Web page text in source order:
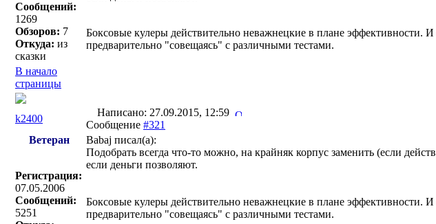
Сообщений:
1269
Обзоров: 7
Откуда: из
сказки
Боксовые кулеры действительно неважнецкие в плане эффективности.
предварительно "совещаясь" с различными тестами.
В начало
страницы
k2400
Написано: 27.09.2015, 12:59
Сообщение #321
Ветеран
Регистрация:
07.05.2006
Сообщений:
5251
Babaj писал(a):
Подобрать всегда что-то можно, на крайняк корпус заменить (если
если деньги позволяют.
Боксовые кулеры действительно неважнецкие в плане эффективности.
предварительно "совещаясь" с различными тестами.